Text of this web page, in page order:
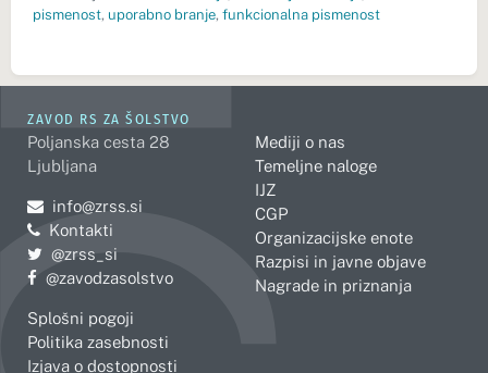
pismenost, uporabno branje, funkcionalna pismenost
ZAVOD RS ZA ŠOLSTVO
Poljanska cesta 28
Ljubljana
Pošljite e-mail na
info@zrss.si
Kontakti
Pojdite na Twitter:
@zrss_si
Pojdite na Facebook:
@zavodzasolstvo
Splošni pogoji
Politika zasebnosti
Izjava o dostopnosti
Mediji o nas
Temeljne naloge
IJZ
CGP
Organizacijske enote
Razpisi in javne objave
Nagrade in priznanja